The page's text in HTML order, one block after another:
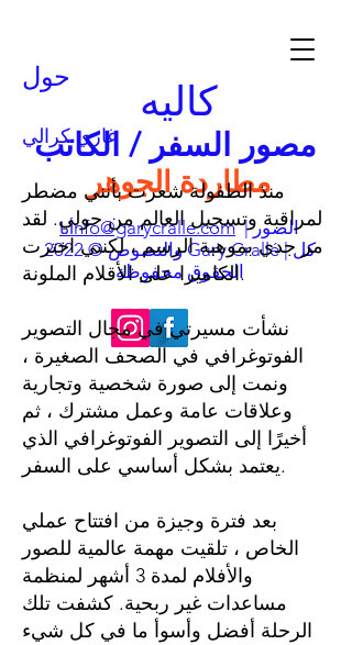
كاليه
مطاردة الجوهر
أناnfo@garycralle.com| الصور
والنصوص © 2022 Gary Crallé | كل
الحقوق محفوظة
حول
غاري كرالي
منذ الطفولة شعرت بأنني مضطر
لمراقبة وتسجيل العالم من حولي. لقد
مر جدي بموهبة الرسم ، لكنني اخترت
الكاميرا على الأقلام الملونة.
نشأت مسيرتي في مجال التصوير
الفوتوغرافي في الصحف الصغيرة ،
ونمت إلى صورة شخصية وتجارية
وعلاقات عامة وعمل مشترك ، ثم
أخيرًا إلى التصوير الفوتوغرافي الذي
يعتمد بشكل أساسي على السفر.
بعد فترة وجيزة من افتتاح عملي
الخاص ، تلقيت مهمة عالمية للصور
والأفلام لمدة 3 أشهر لمنظمة
مساعدات غير ربحية. كشفت تلك
الرحلة أفضل وأسوأ ما في كل شيء